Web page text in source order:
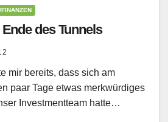
des Tunnels
mir bereits, dass sich am
paar Tage etwas merkwürdiges
Investmentteam hatte…